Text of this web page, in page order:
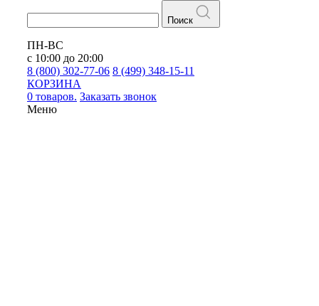
Поиск
ПН-ВС
с 10:00 до 20:00
8 (800) 302-77-06 8 (499) 348-15-11
КОРЗИНА
0 товаров. Заказать звонок
Меню